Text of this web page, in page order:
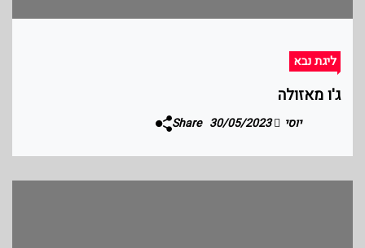
ליגת נבא
ג'ו מאזולה
יוסי 30/05/2023
Share